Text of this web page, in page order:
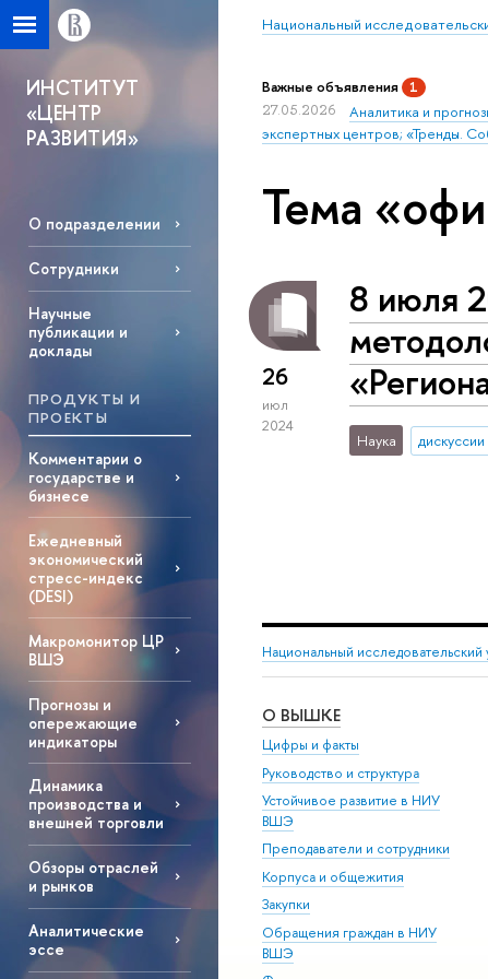
Национальный
ИНСТИТУТ
«ЦЕНТР
РАЗВИТИЯ»
О подразделении
Сотрудники
Научные
публикации и
доклады
ПРОДУКТЫ И
ПРОЕКТЫ
Комментарии о
государстве и
бизнесе
Ежедневный
экономический
стресс-индекс
(DESI)
Макромонитор ЦР
ВШЭ
Прогнозы и
опережающие
индикаторы
Динамика
производства и
внешней торговли
Обзоры отраслей
и рынков
Аналитические
эссе
Важные объявления 1
27.05.2026
Аналитика и
экспертных центров; «Тренды.
Тема
26
июл
2024
8 июля
Наука дискуссии
Национальный
О ВЫШКЕ
Цифры и факты
Руководство и структура
Устойчивое развитие в НИУ
ВШЭ
Преподаватели и сотрудники
Корпуса и общежития
Закупки
Обращения граждан в НИУ
ВШЭ